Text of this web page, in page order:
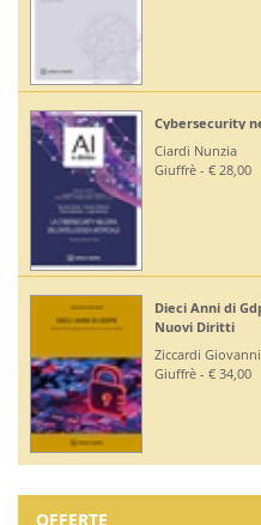
Cybersecurity
Ciardi Nunzia
Giuffrè - € 28,00
Dieci Anni di
Nuovi Diritti
Ziccardi Giovanni
Giuffrè - € 34,00
OFFERTE